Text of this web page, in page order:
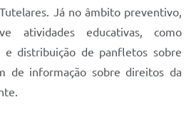
Já no âmbito preventivo,
atividades educativas, como
e distribuição de panfletos sobre
de informação sobre direitos da